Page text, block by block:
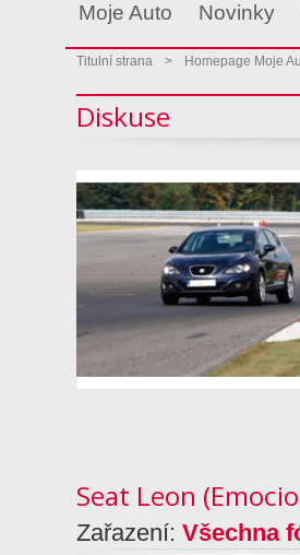
Moje Auto Novinky
Titulní strana > Homepage Moje
Diskuse
Seat Leon
Zařazení: Všechna